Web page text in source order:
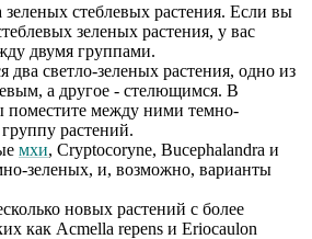
зеленых стеблевых растения. Если вы
зеленых растения, у вас
двумя группами.
два светло-зеленых растения, одно из
а другое - стелющимся. В
поместите между ними темно-
растений.
мхи, Cryptocoryne, Bucephalandra и
зеленых, и, возможно, варианты
новых растений с более
как Acmella repens и Eriocaulon